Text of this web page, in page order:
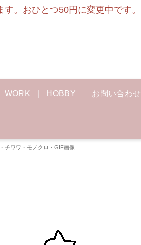
。おひとつ50円に変更中です
WORK HOBBY お問い合わせ
チワワ・モノクロ・GIF画像